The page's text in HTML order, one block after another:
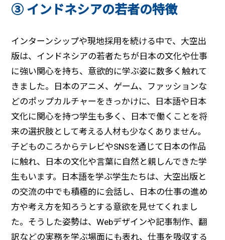
➂ インドネシアの若者の特徴
インターンシップや現地採用を続ける中で、大空出
版は、インドネシアの若者たちが日本の文化や仕事
に強い関心を持ち、意欲的に学ぶ姿に数多く触れて
きました。日本のアニメ、ゲーム、ファッションな
どのポップカルチャーをきっかけに、日本語や日本
文化に関心を持つ学生も多く、日本で働くことを将
来の選択肢として考える人材も少なくありません。
子どものころからテレビやSNSを通じて日本の作品
に触れ、日本の文化や言葉に自然と親しんできた学
生もいます。日本語を学ぶ学生たちは、大空出版と
の交流の中でも積極的に会話し、日本の仕事の進め
方や考え方を知ろうとする意欲を見せてくれまし
た。そうした姿勢は、Webデザインや記事制作、翻
訳などの実務を学ぶ場面にも表れ、仕事を吸収する